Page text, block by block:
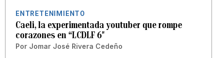
ENTRETENIMIENTO
Caeli, la experimentada youtuber que rompe
corazones en “LCDLF 6″
Por Jomar José Rivera Cedeño